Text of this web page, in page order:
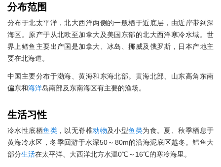
分布范围
分布于北太平洋，北大西洋两侧的一般栖于近底层，由近岸带到深
海区。原产于从北欧至加拿大及美国东部的北大西洋寒冷水域。世
界上鳕鱼主要出产国是加拿大、冰岛、挪威及俄罗斯，日本产地主
要在北海道。
中国主要分布于渤海、黄海和东海北部。黄海北部、山东高角东南
偏东和海洋岛南部及东南海区有主要的渔场。
生活习性
冷水性底栖鱼类 ，以无脊椎动物及小型鱼类为食。夏、秋季栖息于
黄海冷水区，冬季回游于水深50～80m的沿海泥底区越冬。鳕鱼大
部分生活在太平洋、大西洋北方水温0℃～16℃的寒冷海里。